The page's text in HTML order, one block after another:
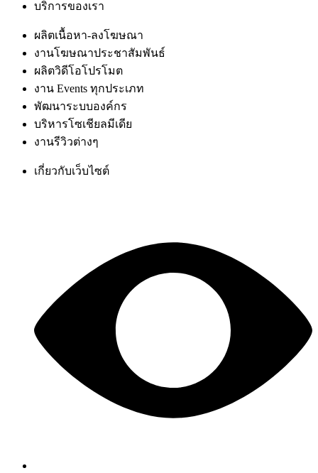
บริการของเรา
ผลิตเนื้อหา-ลงโฆษณา
งานโฆษณาประชาสัมพันธ์
ผลิตวิดีโอโปรโมต
งาน Events ทุกประเภท
พัฒนาระบบองค์กร
บริหารโซเชียลมีเดีย
งานรีวิวต่างๆ
เกี่ยวกับเว็บไซต์